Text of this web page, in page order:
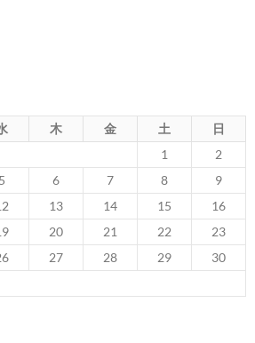
木 金 土
日
1
2
5 6 7 8
9
13 14 15
16
20 21 22
23
27 28 29
30